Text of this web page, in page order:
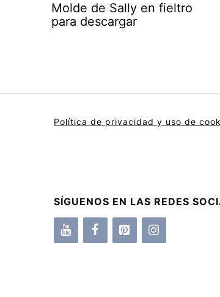
Molde de Sally en fieltro
para descargar
Política de privacidad y uso de
SÍGUENOS EN LAS REDES